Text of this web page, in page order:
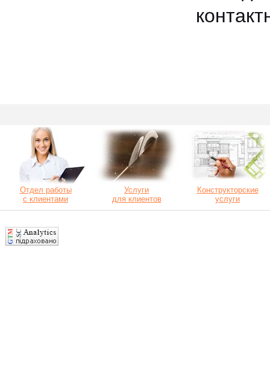
Отдел работы
с клиентами
Услуги
для клиентов
Конструкторские
услуги